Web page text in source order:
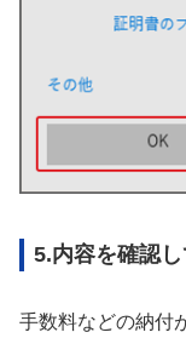
5.内容を確認
手数料などの納付